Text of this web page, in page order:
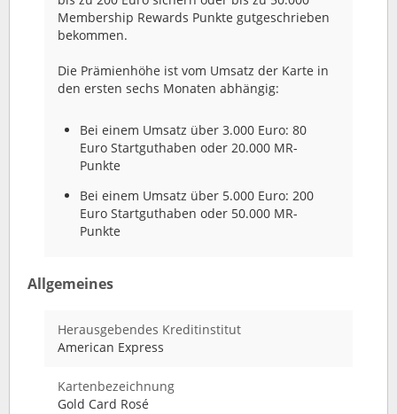
Membership Rewards Punkte gutgeschrieben
bekommen.
Die Prämienhöhe ist vom Umsatz der Karte in
den ersten sechs Monaten abhängig:
Bei einem Umsatz über 3.000 Euro: 80
Euro Startguthaben oder 20.000 MR-
Punkte
Bei einem Umsatz über 5.000 Euro: 200
Euro Startguthaben oder 50.000 MR-
Punkte
Allgemeines
Herausgebendes Kreditinstitut
American Express
Kartenbezeichnung
Gold Card Rosé